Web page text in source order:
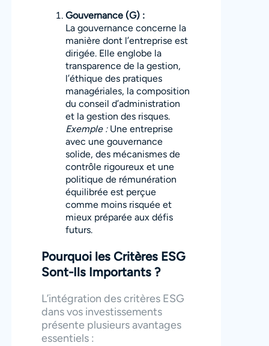
Gouvernance (G) :
La gouvernance concerne la
manière dont l’entreprise est
dirigée. Elle englobe la
transparence de la gestion,
l’éthique des pratiques
managériales, la composition
du conseil d’administration
et la gestion des risques.
Exemple :Une entreprise
avec une gouvernance
solide, des mécanismes de
contrôle rigoureux et une
politique de rémunération
équilibrée est perçue
comme moins risquée et
mieux préparée aux défis
futurs.
Pourquoi les Critères ESG
Sont-Ils Importants ?
L’intégration des critères ESG
dans vos investissements
présente plusieurs avantages
essentiels :